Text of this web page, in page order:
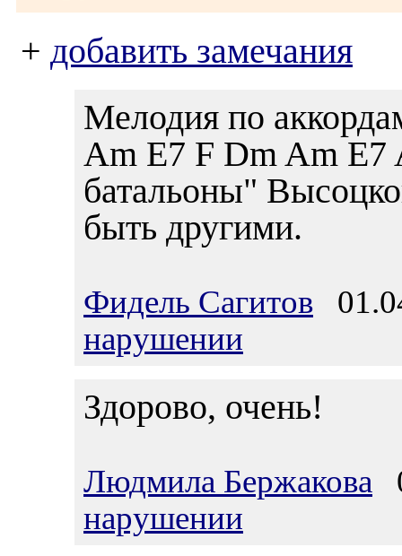
+ добавить замечания
Мелодия по
Am E7 F Dm Am
батальоны"
быть другими.
Фидель Сагитов
нарушении
Здорово, очень!
Людмила Бержакова
нарушении